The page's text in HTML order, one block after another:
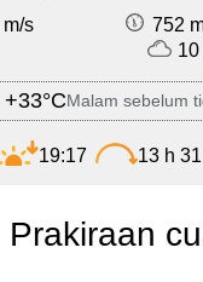
s
752
10
+33°CMalam sebelum
19:17 13 h
Prakiraan